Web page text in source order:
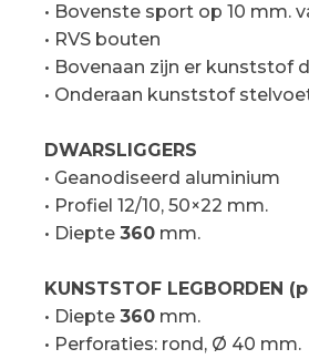
• Bovenste sport op 10 mm.
• RVS bouten
• Bovenaan zijn er kunststof
• Onderaan kunststof
DWARSLIGGERS
• Geanodiseerd aluminium
• Profiel 12/10, 50×22 mm.
• Diepte 360 mm.
KUNSTSTOF LEGBORDEN
• Diepte 360 mm.
• Perforaties: rond, Ø 40 mm.